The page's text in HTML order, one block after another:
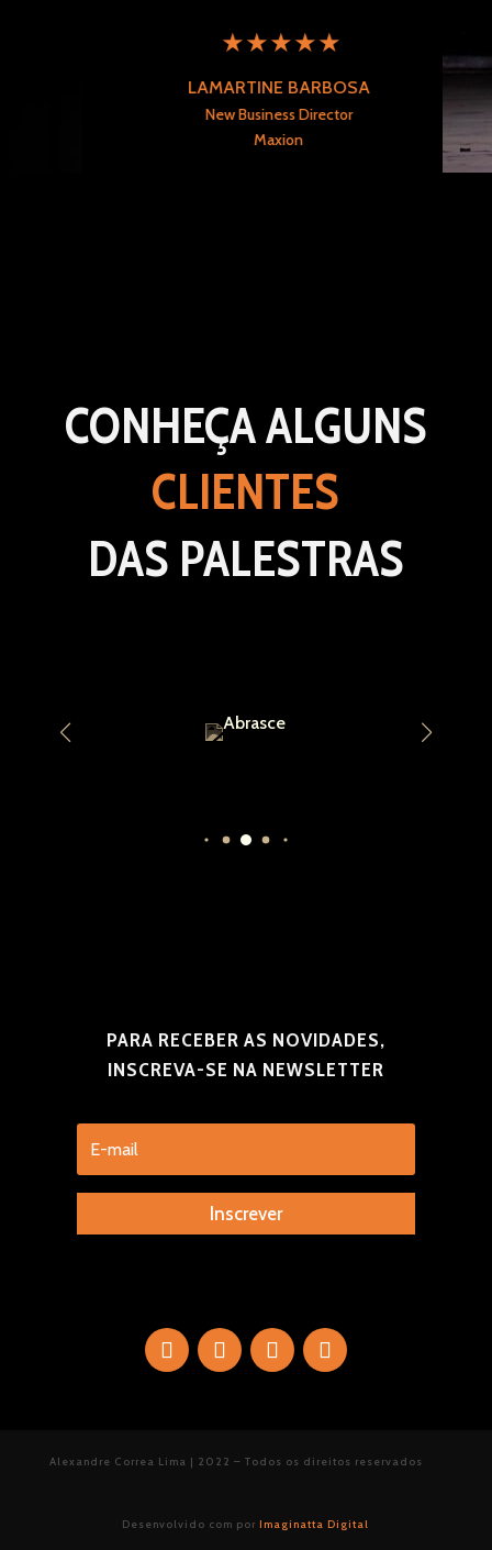
LAMARTINE BARBOSA
New Business Director
Maxion
CONHEÇA ALGUNS
CLIENTES
DAS PALESTRAS
PARA RECEBER AS NOVIDADES,
INSCREVA-SE NA NEWSLETTER
Inscrever
Alexandre Correa Lima | 2022 – Todos os direitos reservados
Desenvolvido com porImaginatta Digital